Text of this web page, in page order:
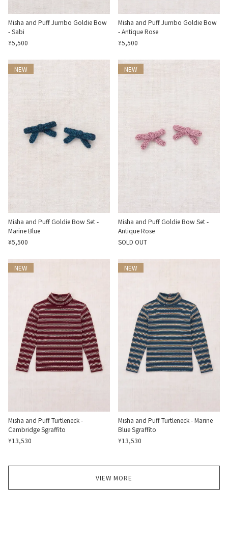
Misha and Puff Jumbo Goldie Bow
- Sabi
¥5,500
Misha and Puff Jumbo Goldie Bow
- Antique Rose
¥5,500
NEW
Misha and Puff Goldie Bow Set -
Marine Blue
¥5,500
NEW
Misha and Puff Goldie Bow Set -
Antique Rose
SOLD OUT
NEW
Misha and Puff Turtleneck -
Cambridge Sgraffito
¥13,530
NEW
Misha and Puff Turtleneck - Marine
Blue Sgraffito
¥13,530
VIEW MORE